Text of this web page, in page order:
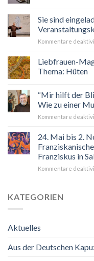
Sie sind
Kommentare
Liebfrauen-
Thema: Hüten
“Mir hilft der
Wie zu einer
Kommentare
24. Mai bis 2.
Franziskus in
Kommentare
KATEGORIEN
Aktuelles
Aus der Deutschen